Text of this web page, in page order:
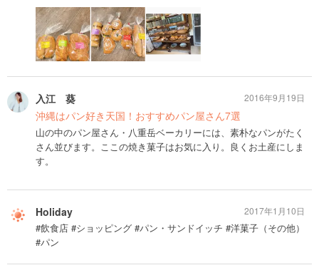
入江 葵
沖縄はパン好き天国！おすすめパン屋さん7選
山の中のパン屋さん・八重岳ベーカリーには、素朴なパンがたく
さん並びます。ここの焼き菓子はお気に入り。良くお土産にしま
す。
2016年9月19日
Holiday
#飲食店 #ショッピング #パン・サンドイッチ #洋菓子（その他）
#パン
2017年1月10日